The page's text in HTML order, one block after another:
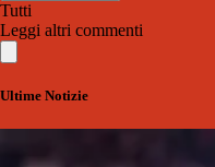
Tutti
Leggi altri commenti
Ultime Notizie